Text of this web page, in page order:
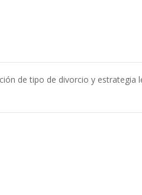
de tipo de divorcio y estrategia